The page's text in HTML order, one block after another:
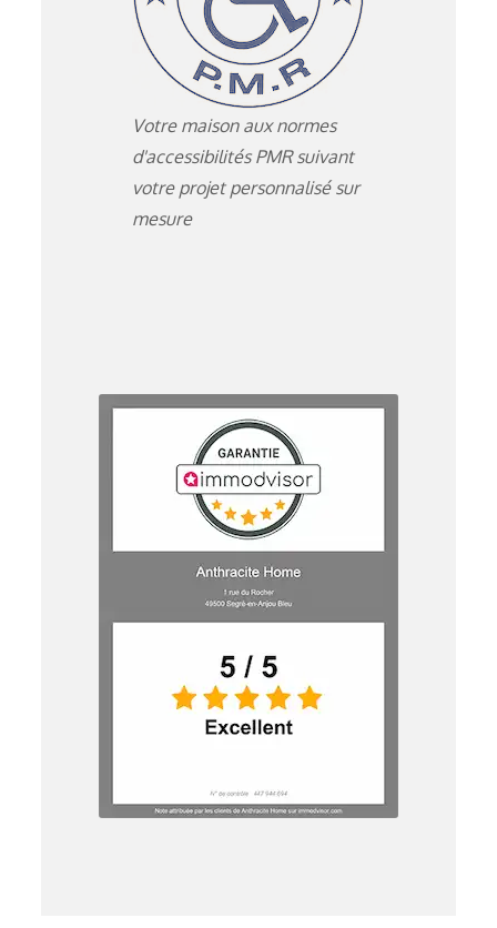
Votre maison aux normes
d'accessibilités PMR suivant
votre projet personnalisé sur
mesure